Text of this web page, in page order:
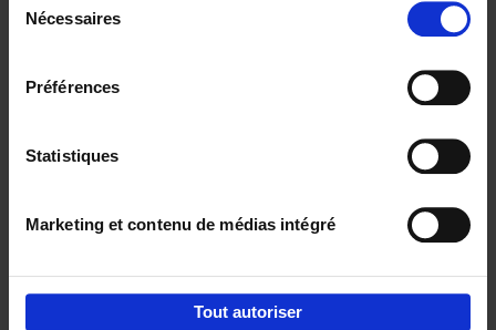
Nécessaires
Préférences
Statistiques
Marketing et contenu de médias intégré
Tout autoriser
Digital marketing like a PRO -
completely revised edition (EN)